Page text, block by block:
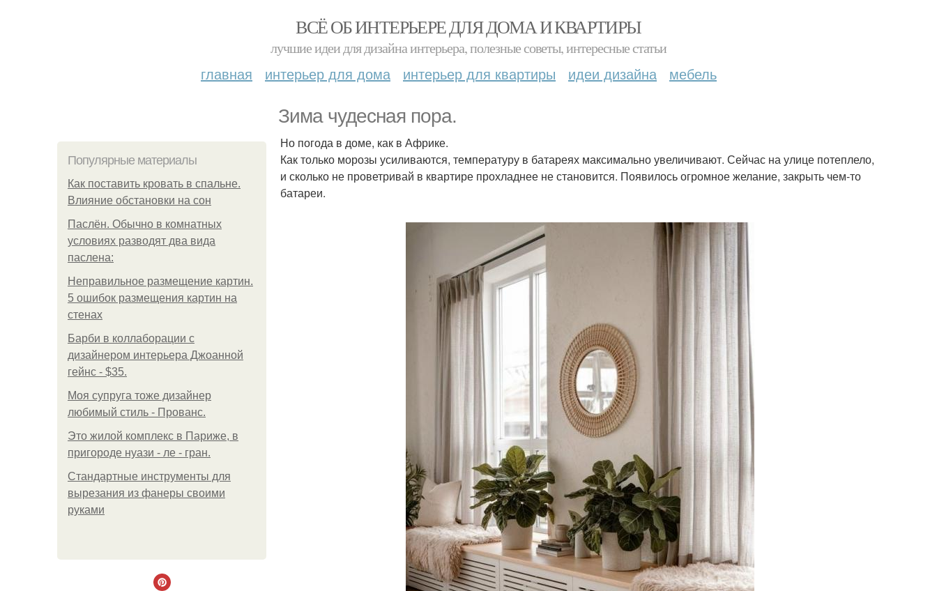
ВСЁ ОБ ИНТЕРЬЕРЕ ДЛЯ ДОМА И КВАРТИРЫ
лучшие идеи для дизайна интерьера, полезные советы, интересные статьи
главная интерьер для дома интерьер для квартиры идеи дизайна мебель
Зима чудесная пора.
Популярные материалы
Как поставить кровать в спальне.
Влияние обстановки на сон
Паслён. Обычно в комнатных
условиях разводят два вида
паслена:
Неправильное размещение картин.
5 ошибок размещения картин на
стенах
Барби в коллаборации с
дизайнером интерьера Джоанной
гейнс - $35.
Моя супруга тоже дизайнер
любимый стиль - Прованс.
Это жилой комплекс в Париже, в
пригороде нуази - ле - гран.
Стандартные инструменты для
вырезания из фанеры своими
руками
Но погода в доме, как в Африке.
Как только морозы усиливаются, температуру в батареях максимально увеличивают. Сейчас на улице потеплело,
и сколько не проветривай в квартире прохладнее не становится. Появилось огромное желание, закрыть чем-то
батареи.